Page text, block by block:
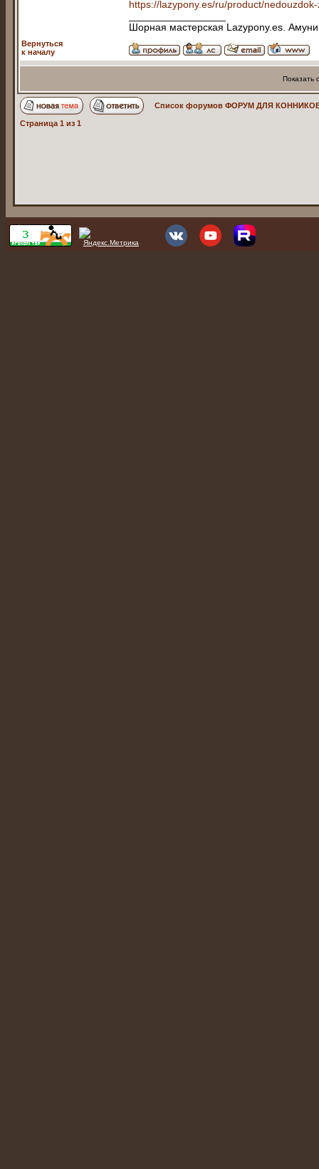
https://lazypony.es/ru/product/
Шорная мастерская Lazypony.es.
Вернуться
к началу
Показать
Список форумов ФОРУМ ДЛЯ КОННИКОВ
Страница 1 из 1